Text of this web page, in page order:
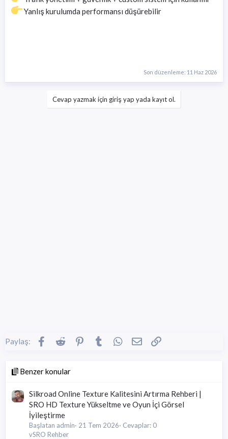
Yanlış kurulumda performansı düşürebilir
Son düzenleme: 11 Haz 2026
Cevap yazmak için giriş yap yada kayıt ol.
Paylaş: Facebook
Reddit Pinterest
Tumblr WhatsApp
E-posta
Benzer konular
Silkroad Online Texture Kalitesini Artırma Rehberi |
SRO HD Texture Yükseltme ve Oyun İçi Görsel
İyileştirme
Başlatan admin 21 Tem 2026 Cevaplar: 0
vSRO Rehber